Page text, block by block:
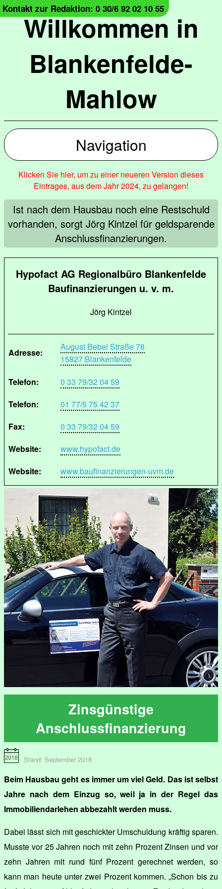
Willkommen in
Blankenfelde-
Mahlow
Kontakt zur Redaktion: 0 30/6 92 02 10 55
Navigation
Klicken Sie hier, um zu einer neueren Version dieses
Eintrages, aus dem Jahr 2024, zu gelangen!
Ist nach dem Hausbau noch eine Restschuld
vorhanden, sorgt Jörg Kintzel für geldsparende
Anschlussfinanzierungen.
Hypofact AG Regionalbüro Blankenfelde
Baufinanzierungen u. v. m.
Jörg Kintzel
Adresse:
August Bebel Straße 78
15827 Blankenfelde
Telefon:
0 33 79/32 04 59
Telefon:
01 77/5 75 42 37
Fax:
0 33 79/32 04 59
Website:
www.hypofact.de
Website:
www.baufinanzierungen-uvm.de
Zinsgünstige
Anschlussfinanzierung
Stand: September 2018
Beim Hausbau geht es immer um viel Geld. Das ist selbst
Jahre nach dem Einzug so, weil ja in der Regel das
Immobiliendarlehen abbezahlt werden muss.
Dabei lässt sich mit geschickter Umschuldung kräftig sparen.
Musste vor 25 Jahren noch mit zehn Prozent Zinsen und vor
zehn Jahren mit rund fünf Prozent gerechnet werden, so
kann man heute unter zwei Prozent kommen. „Schon bis zu